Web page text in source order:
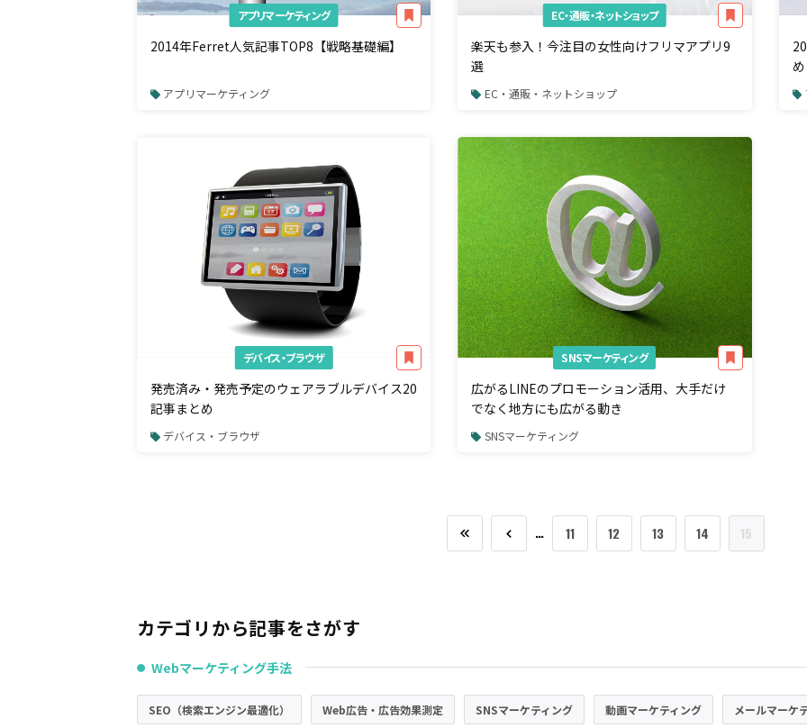
アプリマーケティング
2014年Ferret人気記事TOP8【戦略基礎編】
アプリマーケティング
EC・通販・ネットショップ
楽天も参入！今注目の女性向けフリマアプリ9
選
EC・通販・ネットショップ
め
デバイス・ブラウザ
発売済み・発売予定のウェアラブルデバイス20
記事まとめ
デバイス・ブラウザ
SNSマーケティング
広がるLINEのプロモーション活用、大手だけ
でなく地方にも広がる動き
SNSマーケティング
… 11 12 13 14 15
カテゴリから記事をさがす
● Webマーケティング手法
SEO（検索エンジン最適化） Web広告・広告効果測定 SNSマーケティング 動画マーケティング メールマーケ